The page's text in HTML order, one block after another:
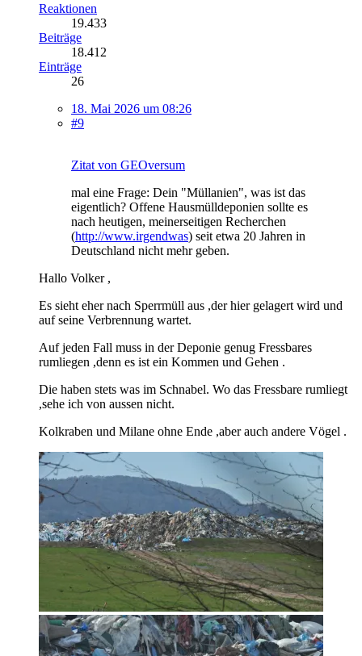
Reaktionen
19.433
Beiträge
18.412
Einträge
26
18. Mai 2026 um 08:26
#9
Zitat von GEOversum
mal eine Frage: Dein "Müllanien", was ist das
eigentlich? Offene Hausmülldeponien sollte es
nach heutigen, meinerseitigen Recherchen
(http://www.irgendwas) seit etwa 20 Jahren in
Deutschland nicht mehr geben.
Hallo Volker ,
Es sieht eher nach Sperrmüll aus ,der hier gelagert wird und
auf seine Verbrennung wartet.
Auf jeden Fall muss in der Deponie genug Fressbares
rumliegen ,denn es ist ein Kommen und Gehen .
Die haben stets was im Schnabel. Wo das Fressbare rumliegt
,sehe ich von aussen nicht.
Kolkraben und Milane ohne Ende ,aber auch andere Vögel .